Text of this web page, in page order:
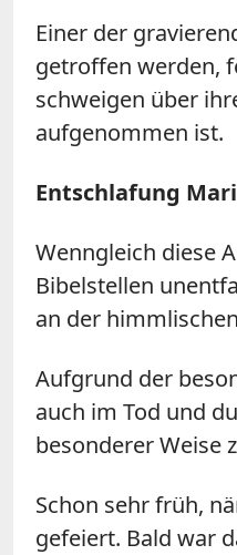
Einer der
getroffen werden,
schweigen über
aufgenommen ist.
Entschlafung
Wenngleich diese
Bibelstellen
an der
Aufgrund der
auch im Tod und
besonderer Weise
Schon sehr früh,
gefeiert. Bald war